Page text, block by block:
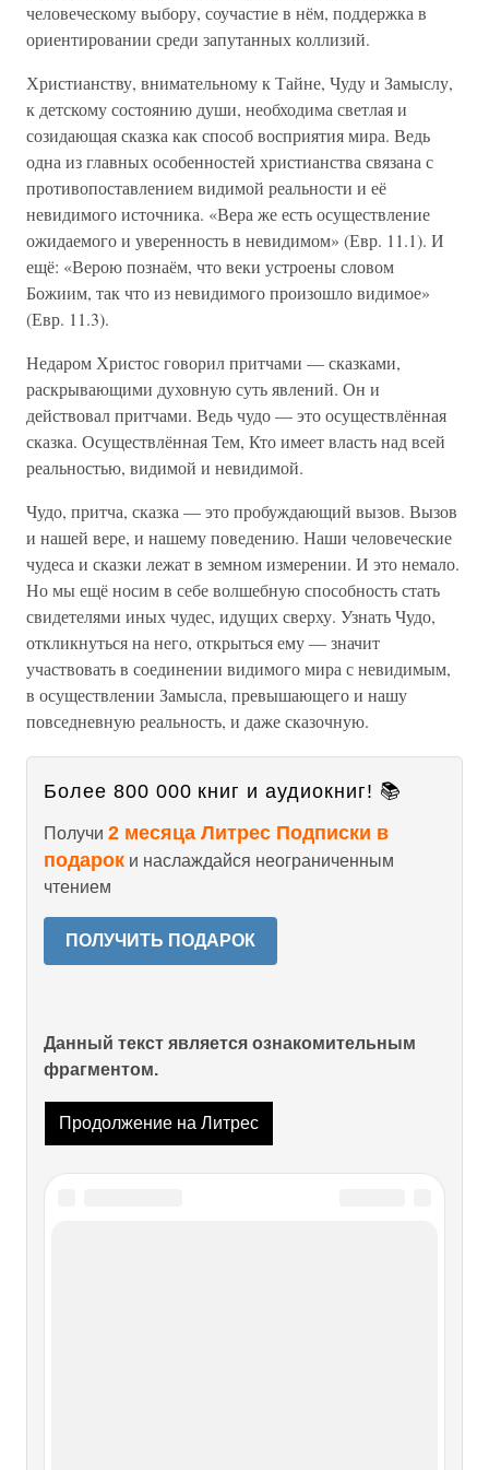
человеческому выбору, соучастие в нём, поддержка в
ориентировании среди запутанных коллизий.
Христианству, внимательному к Тайне, Чуду и Замыслу,
к детскому состоянию души, необходима светлая и
созидающая сказка как способ восприятия мира. Ведь
одна из главных особенностей христианства связана с
противопоставлением видимой реальности и её
невидимого источника. «Вера же есть осуществление
ожидаемого и уверенность в невидимом» (Евр. 11.1). И
ещё: «Верою познаём, что веки устроены словом
Божиим, так что из невидимого произошло видимое»
(Евр. 11.3).
Недаром Христос говорил притчами — сказками,
раскрывающими духовную суть явлений. Он и
действовал притчами. Ведь чудо — это осуществлённая
сказка. Осуществлённая Тем, Кто имеет власть над всей
реальностью, видимой и невидимой.
Чудо, притча, сказка — это пробуждающий вызов. Вызов
и нашей вере, и нашему поведению. Наши человеческие
чудеса и сказки лежат в земном измерении. И это немало.
Но мы ещё носим в себе волшебную способность стать
свидетелями иных чудес, идущих сверху. Узнать Чудо,
откликнуться на него, открыться ему — значит
участвовать в соединении видимого мира с невидимым,
в осуществлении Замысла, превышающего и нашу
повседневную реальность, и даже сказочную.
Более 800 000 книг и аудиокниг! 📚
Получи 2 месяца Литрес Подписки в
подарок и наслаждайся неограниченным
чтением
ПОЛУЧИТЬ ПОДАРОК
Данный текст является ознакомительным
фрагментом.
Продолжение на Литрес